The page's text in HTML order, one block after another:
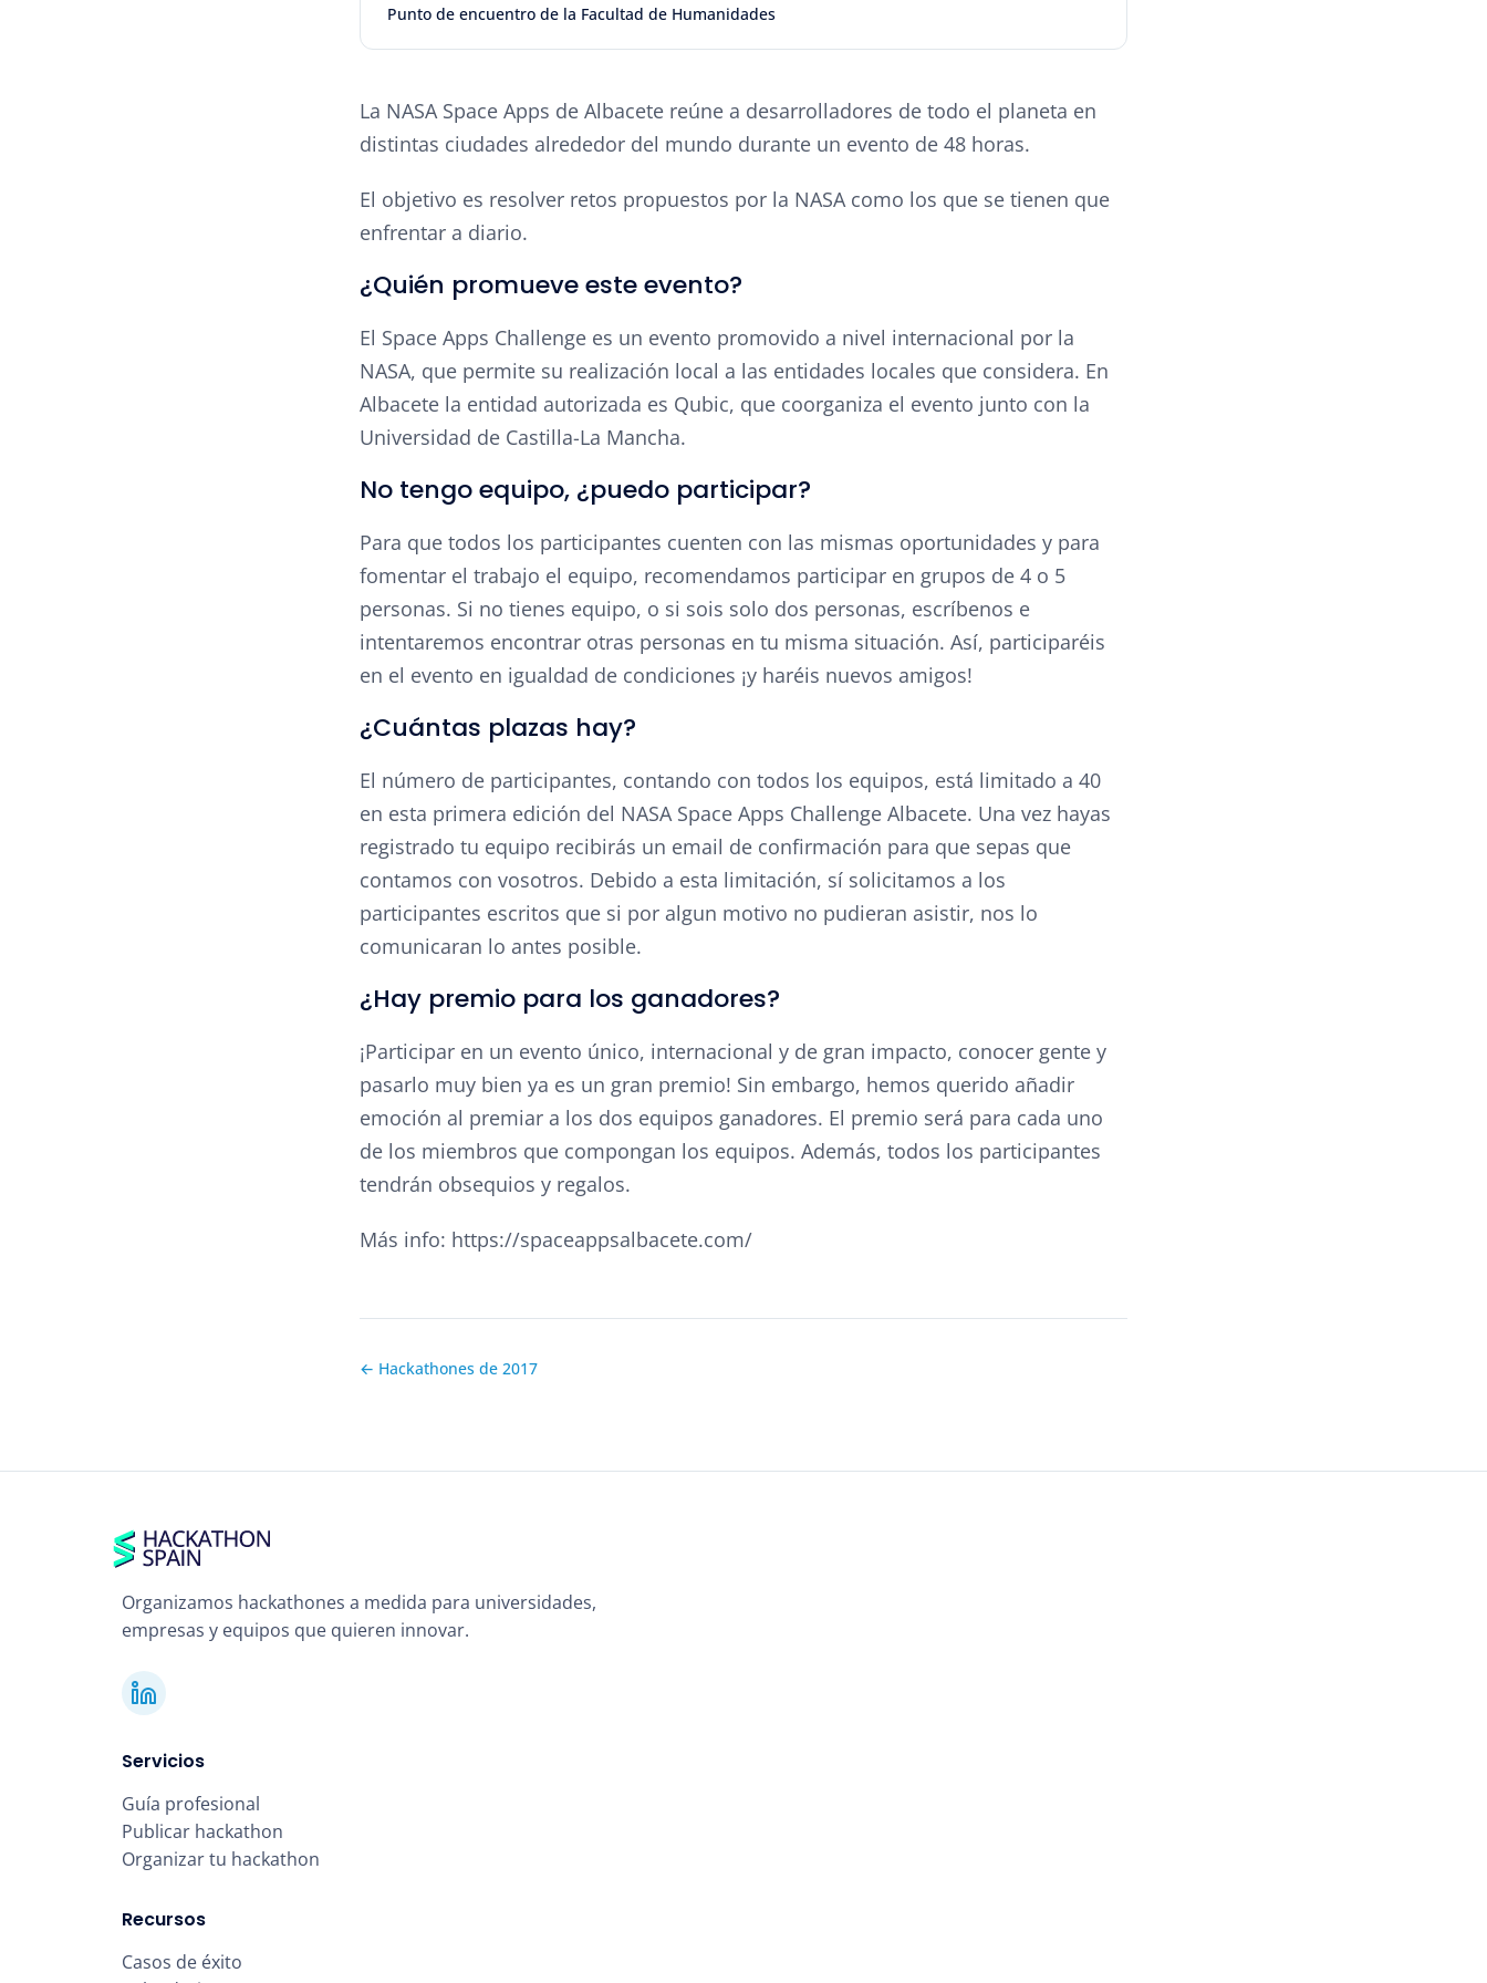
Punto de encuentro de la Facultad de Humanidades
La NASA Space Apps de Albacete reúne a desarrolladores de todo el planeta en
distintas ciudades alrededor del mundo durante un evento de 48 horas.
El objetivo es resolver retos propuestos por la NASA como los que se tienen que
enfrentar a diario.
¿Quién promueve este evento?
El Space Apps Challenge es un evento promovido a nivel internacional por la
NASA, que permite su realización local a las entidades locales que considera. En
Albacete la entidad autorizada es Qubic, que coorganiza el evento junto con la
Universidad de Castilla-La Mancha.
No tengo equipo, ¿puedo participar?
Para que todos los participantes cuenten con las mismas oportunidades y para
fomentar el trabajo el equipo, recomendamos participar en grupos de 4 o 5
personas. Si no tienes equipo, o si sois solo dos personas, escríbenos e
intentaremos encontrar otras personas en tu misma situación. Así, participaréis
en el evento en igualdad de condiciones ¡y haréis nuevos amigos!
¿Cuántas plazas hay?
El número de participantes, contando con todos los equipos, está limitado a 40
en esta primera edición del NASA Space Apps Challenge Albacete. Una vez hayas
registrado tu equipo recibirás un email de confirmación para que sepas que
contamos con vosotros. Debido a esta limitación, sí solicitamos a los
participantes escritos que si por algun motivo no pudieran asistir, nos lo
comunicaran lo antes posible.
¿Hay premio para los ganadores?
¡Participar en un evento único, internacional y de gran impacto, conocer gente y
pasarlo muy bien ya es un gran premio! Sin embargo, hemos querido añadir
emoción al premiar a los dos equipos ganadores. El premio será para cada uno
de los miembros que compongan los equipos. Además, todos los participantes
tendrán obsequios y regalos.
Más info: https://spaceappsalbacete.com/
← Hackathones de 2017
Organizamos hackathones a medida para universidades,
empresas y equipos que quieren innovar.
Servicios
Guía profesional
Publicar hackathon
Organizar tu hackathon
Recursos
Casos de éxito